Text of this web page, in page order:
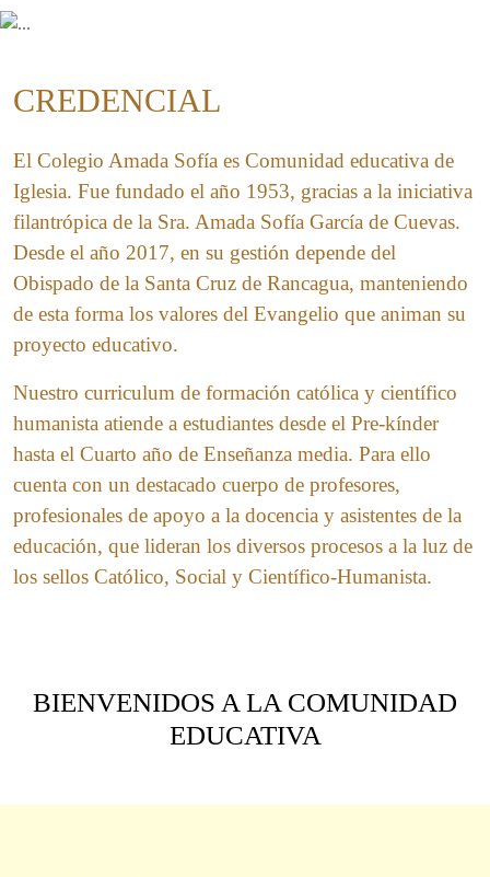
CREDENCIAL
El Colegio Amada Sofía es Comunidad educativa de
Iglesia. Fue fundado el año 1953, gracias a la iniciativa
filantrópica de la Sra. Amada Sofía García de Cuevas.
Desde el año 2017, en su gestión depende del
Obispado de la Santa Cruz de Rancagua, manteniendo
de esta forma los valores del Evangelio que animan su
proyecto educativo.
Nuestro curriculum de formación católica y científico
humanista atiende a estudiantes desde el Pre-kínder
hasta el Cuarto año de Enseñanza media. Para ello
cuenta con un destacado cuerpo de profesores,
profesionales de apoyo a la docencia y asistentes de la
educación, que lideran los diversos procesos a la luz de
los sellos Católico, Social y Científico-Humanista.
BIENVENIDOS A LA COMUNIDAD
EDUCATIVA